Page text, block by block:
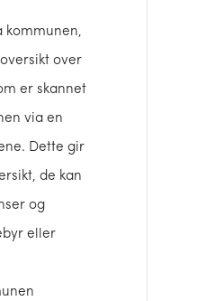
kommunen,
over
er skannet
via en
Dette gir
de kan
og
eller